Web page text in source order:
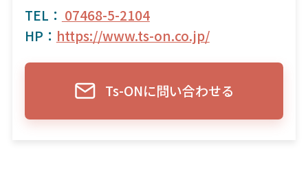
TEL： 07468-5-2104
HP： https://www.ts-on.co.jp/
Ts-ONに問い合わせる